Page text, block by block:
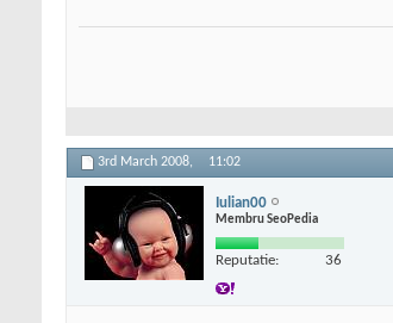
3rd March 2008, 11:02
Iulian00
Membru SeoPedia
Reputatie: 36